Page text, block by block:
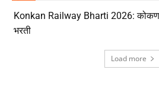
Konkan Railway Bharti 2026: कोकण
भरती
Load more